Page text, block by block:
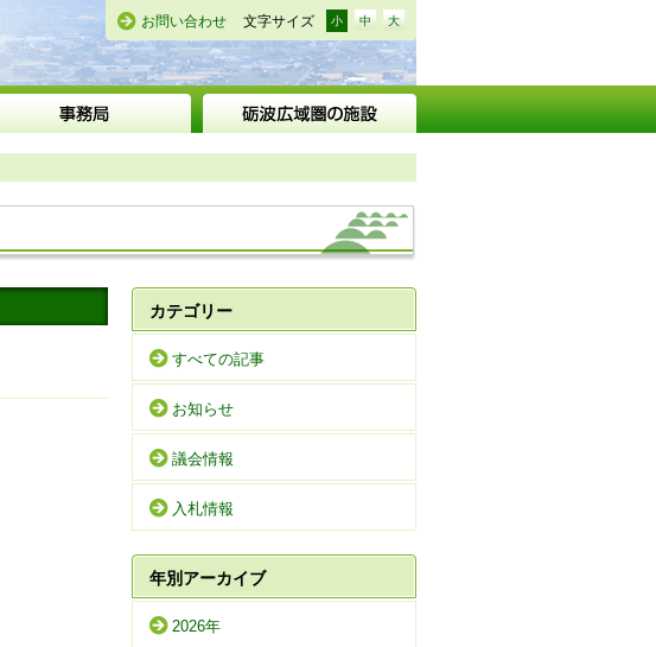
お問い合わせ 文字サイズ 小 中 大
カテゴリー
すべての記事
お知らせ
議会情報
入札情報
年別アーカイブ
2026年